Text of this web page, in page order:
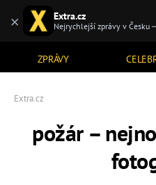
ZPRÁVY
Extra.cz
požár –
× Extra.cz
Nejrychlejší zprávy v Česku